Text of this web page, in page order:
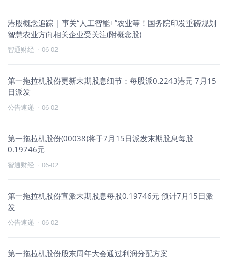
港股概念追踪 | 事关“人工智能+”农业等！国务院印发重磅规划
智慧农业方向相关企业受关注(附概念股)
智通财经 · 06-02
第一拖拉机股份更新末期股息细节：每股派0.2243港元 7月15
日派发
公告速递 · 06-02
第一拖拉机股份(00038)将于7月15日派发末期股息每股
0.19746元
智通财经 · 06-02
第一拖拉机股份宣派末期股息每股0.19746元 预计7月15日派
发
公告速递 · 06-02
第一拖拉机股份股东周年大会通过利润分配方案